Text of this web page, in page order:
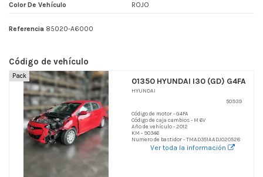
Color De Vehículo ROJO
Referencia 85020-A6000
Código de vehículo
Pack
01350 HYUNDAI I30 (GD) G4FA
HYUNDAI
50939
Código de motor - G4FA
Código de caja cambios - M 6V
Año de vehículo - 2012
KM - 90346
Numero de bastidor - TMAD351AADJ020528
Ver toda la información